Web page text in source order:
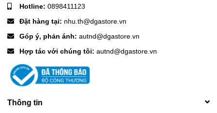
Hotline: 0898411123
Đặt hàng tại: nhu.th@dgastore.vn
Góp ý, phản ánh: autnd@dgastore.vn
Hợp tác với chúng tôi: autnd@dgastore.vn
Thông tin